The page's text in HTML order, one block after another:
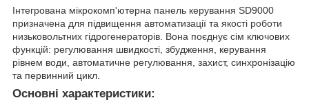
Інтегрована мікрокомп'ютерна панель керування SD9000
призначена для підвищення автоматизації та якості роботи
низьковольтних гідрогенераторів. Вона поєднує сім ключових
функцій: регулювання швидкості, збудження, керування
рівнем води, автоматичне регулювання, захист, синхронізацію
та первинний цикл.
Основні характеристики: